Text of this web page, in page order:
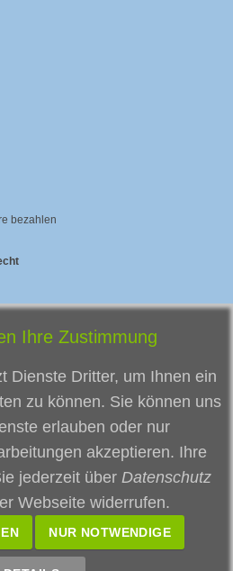
bezahlen
bisherigen Kunden
Ihre Zustimmung
Dienste Dritter, um Ihnen ein
zu können. Sie können uns
erlauben oder nur
akzeptieren. Ihre
jederzeit über Datenschutz
Webseite widerrufen.
NUR NOTWENDIGE